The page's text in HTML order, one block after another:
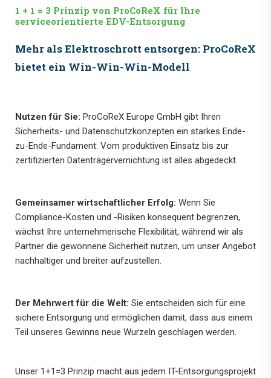
1 + 1 = 3 Prinzip von ProCoReX für Ihre
serviceorientierte EDV-Entsorgung
Mehr als Elektroschrott entsorgen: ProCoReX
bietet ein Win-Win-Win-Modell
Nutzen für Sie: ProCoReX Europe GmbH gibt Ihren
Sicherheits- und Datenschutzkonzepten ein starkes Ende-
zu-Ende-Fundament: Vom produktiven Einsatz bis zur
zertifizierten Datenträgervernichtung ist alles abgedeckt.
Gemeinsamer wirtschaftlicher Erfolg: Wenn Sie
Compliance-Kosten und -Risiken konsequent begrenzen,
wächst Ihre unternehmerische Flexibilität, während wir als
Partner die gewonnene Sicherheit nutzen, um unser Angebot
nachhaltiger und breiter aufzustellen.
Der Mehrwert für die Welt: Sie entscheiden sich für eine
sichere Entsorgung und ermöglichen damit, dass aus einem
Teil unseres Gewinns neue Wurzeln geschlagen werden.
Unser 1+1=3 Prinzip macht aus jedem IT-Entsorgungsprojekt